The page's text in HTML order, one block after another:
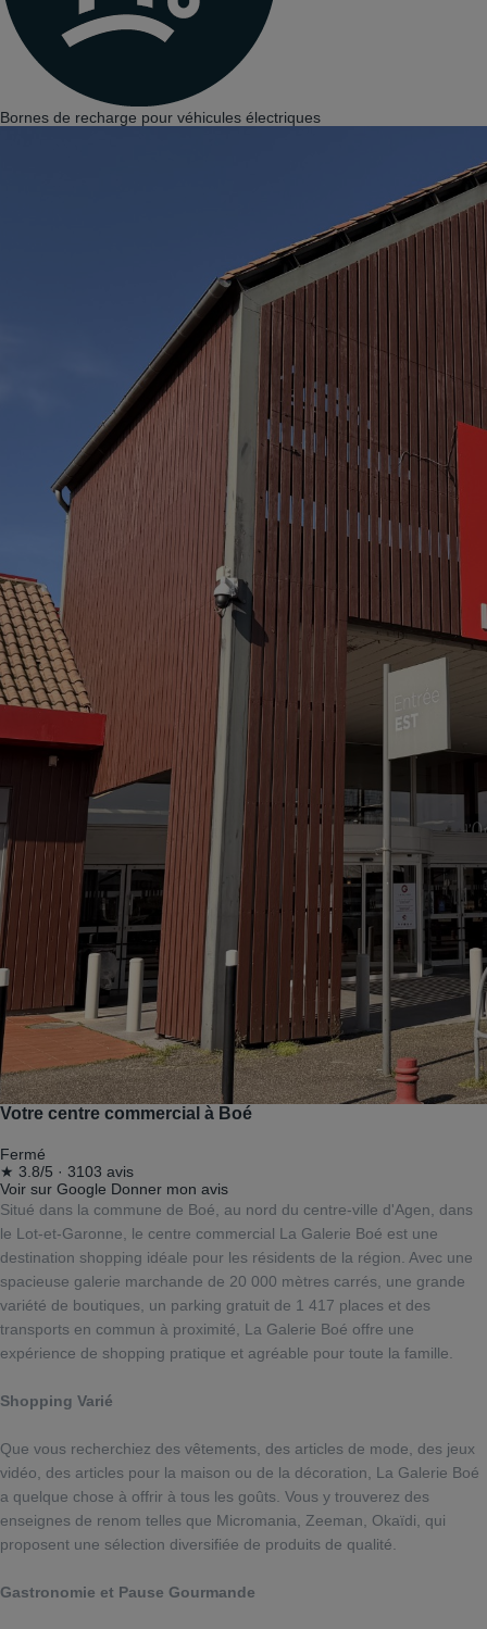
Bornes de recharge pour véhicules électriques
Votre centre commercial à Boé
Fermé
★ 3.8/5 · 3103 avis
Voir sur Google Donner mon avis
Situé dans la commune de Boé, au nord du centre-ville d'Agen, dans
le Lot-et-Garonne, le centre commercial La Galerie Boé est une
destination shopping idéale pour les résidents de la région. Avec une
spacieuse galerie marchande de 20 000 mètres carrés, une grande
variété de boutiques, un parking gratuit de 1 417 places et des
transports en commun à proximité, La Galerie Boé offre une
expérience de shopping pratique et agréable pour toute la famille.
Shopping Varié
Que vous recherchiez des vêtements, des articles de mode, des jeux
vidéo, des articles pour la maison ou de la décoration, La Galerie Boé
a quelque chose à offrir à tous les goûts. Vous y trouverez des
enseignes de renom telles que Micromania, Zeeman, Okaïdi, qui
proposent une sélection diversifiée de produits de qualité.
Gastronomie et Pause Gourmande